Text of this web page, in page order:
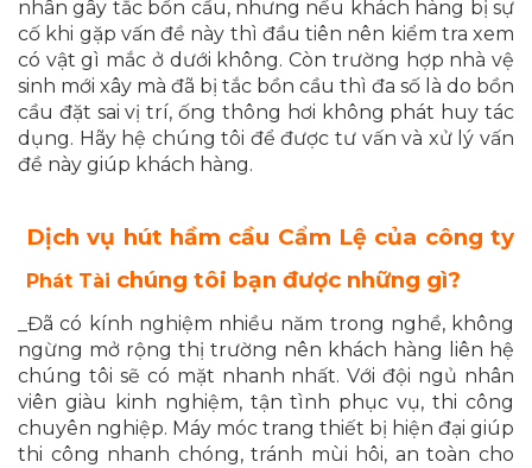
nhân gây tắc bồn cầu, nhưng nếu khách hàng bị sự
cố khi gặp vấn đề này thì đầu tiên nên kiểm tra xem
có vật gì mắc ở dưới không. Còn trường hợp nhà vệ
sinh mới xây mà đã bị tắc bồn cầu thì đa số là do bồn
cầu đặt sai vị trí, ống thông hơi không phát huy tác
dụng. Hãy hệ chúng tôi để được tư vấn và xử lý vấn
đề này giúp khách hàng.
Dịch vụ hút hầm cầu Cẩm Lệ của công ty
Phát Tài chúng tôi bạn được những gì?
­­_Đã có kính nghiệm nhiều năm trong nghề, không
ngừng mở rộng thị trường nên khách hàng liên hệ
chúng tôi sẽ có mặt nhanh nhất. Với đội ngủ nhân
viên giàu kinh nghiệm, tận tình phục vụ, thi công
chuyên nghiệp. Máy móc trang thiết bị hiện đại giúp
thi công nhanh chóng, tránh mùi hôi, an toàn cho